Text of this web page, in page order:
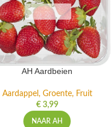
AH Aardbeien
Aardappel, Groente, Fruit
€3,99
NAAR AH